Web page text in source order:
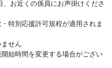
お近くの係員にお声掛けくださ
特別応援許可規程が適用されま
せん
始時間を変更する場合がござい